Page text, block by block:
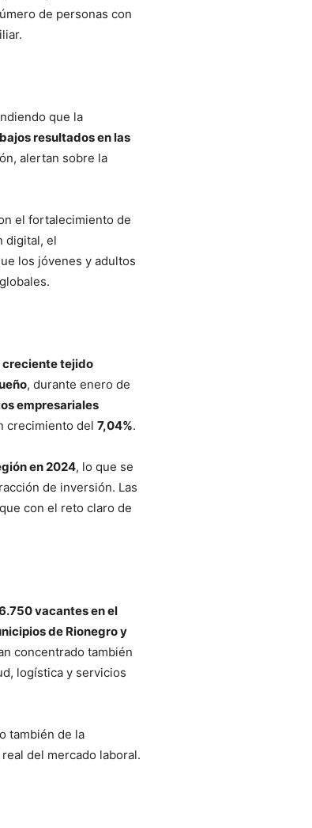
Cuenta
de personas con
que la
resultados en las
alertan sobre la
el fortalecimiento de
digital, el
los jóvenes y adultos
creciente tejido
, durante enero de
empresariales
crecimiento del 7,04%.
en 2024, lo que se
de inversión. Las
con el reto claro de
vacantes en el
de Rionegro y
concentrado también
logística y servicios
también de la
del mercado laboral.